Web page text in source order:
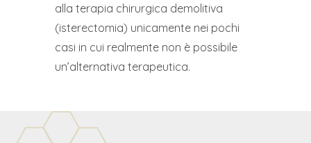
alla terapia chirurgica demolitiva
(isterectomia) unicamente nei pochi
casi in cui realmente non è possibile
un’alternativa terapeutica.